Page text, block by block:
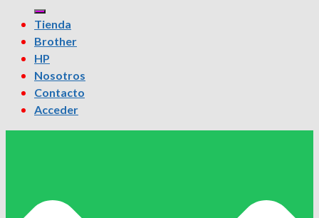
Tienda
Brother
HP
Nosotros
Contacto
Acceder